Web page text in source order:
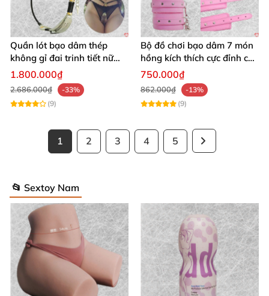
Quần lót bạo dâm thép
không gỉ đai trinh tiết nữ
sexy kích thích
1.800.000₫
2.686.000₫
-33%
(9)
Bộ đồ chơi bạo dâm 7 món
hồng kích thích cực đỉnh cho
đôi
750.000₫
862.000₫
-13%
(9)
1 2 3 4 5
📂 Sextoy Nam